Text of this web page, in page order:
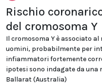
Rischio
del cromosoma Y
Il cromosoma Y è associato
uomini, probabilmente per
infiammatori fortemente
ipotesi sono indagate da una
Ballarat (Australia)